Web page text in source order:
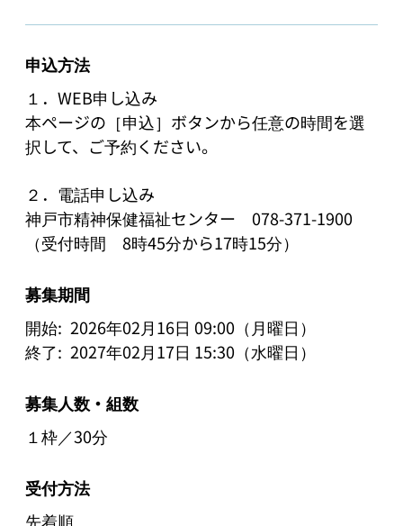
申込方法
１．WEB申し込み
本ページの［申込］ボタンから任意の時間を選
択して、ご予約ください。
２．電話申し込み
神戸市精神保健福祉センター　078-371-1900
（受付時間　8時45分から17時15分）
募集期間
開始: 2026年02月16日 09:00（月曜日）
終了: 2027年02月17日 15:30（水曜日）
募集人数・組数
１枠／30分
受付方法
先着順